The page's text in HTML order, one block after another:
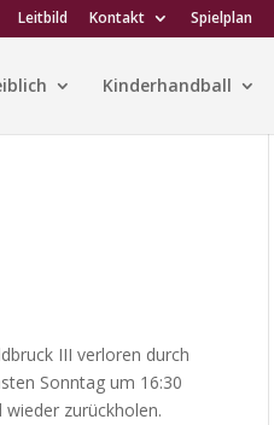
Leitbild Kontakt Spielplan
Kinderhandball
III verloren durch
Sonntag um 16:30
zurückholen.